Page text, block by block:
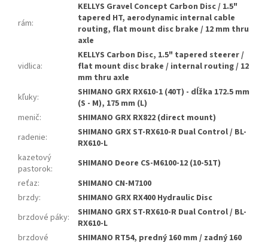
rám:
KELLYS Gravel Concept Carbon Disc / 1.5"
tapered HT, aerodynamic internal cable
routing, flat mount disc brake / 12 mm thru
axle
vidlica:
KELLYS Carbon Disc, 1.5" tapered steerer /
flat mount disc brake / internal routing / 12
mm thru axle
kľuky:
SHIMANO GRX RX610-1 (40T) - dĺžka 172.5 mm
(S - M), 175 mm (L)
menič:
SHIMANO GRX RX822 (direct mount)
radenie:
SHIMANO GRX ST-RX610-R Dual Control / BL-
RX610-L
kazetový
pastorok:
SHIMANO Deore CS-M6100-12 (10-51T)
reťaz:
SHIMANO CN-M7100
brzdy:
SHIMANO GRX RX400 Hydraulic Disc
brzdové páky:
SHIMANO GRX ST-RX610-R Dual Control / BL-
RX610-L
brzdové
SHIMANO RT54, predný 160 mm / zadný 160